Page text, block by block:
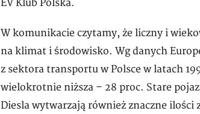
EV Klub Polska.
W komunikacie czytamy, że liczny i
na klimat i środowisko. Wg danych
z sektora transportu w Polsce w latach
wielokrotnie niższa – 28 proc. Stare
Diesla wytwarzają również znaczne ilości